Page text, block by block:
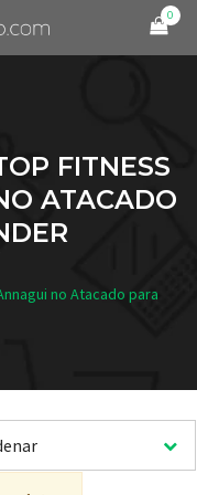
0
FITNESS
ATACADO
no Atacado para